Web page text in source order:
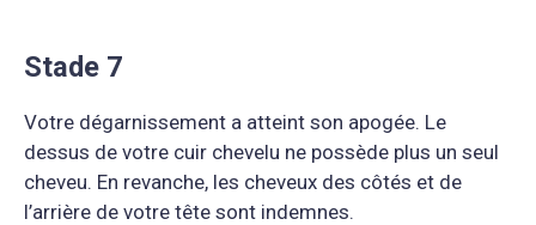
Stade 7
Votre dégarnissement a atteint son apogée. Le
dessus de votre cuir chevelu ne possède plus un seul
cheveu. En revanche, les cheveux des côtés et de
l’arrière de votre tête sont indemnes.